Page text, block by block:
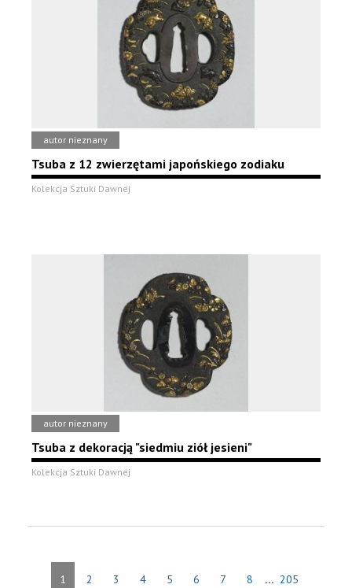
autor nieznany
Tsuba z 12 zwierzętami japońskiego zodiaku
Kolekcja Sztuki Dawnej
autor nieznany
Tsuba z dekoracją "siedmiu ziół jesieni"
Kolekcja Sztuki Dawnej
1 2 3 4 5 6 7 8 ... 205